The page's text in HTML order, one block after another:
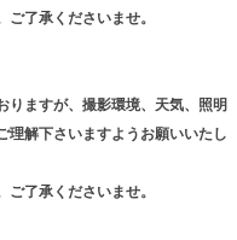
了承くださいませ。
りますが、撮影環境、天気、照明
理解下さいますようお願いいたし
了承くださいませ。